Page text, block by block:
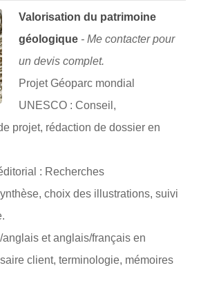
Valorisation du patrimoine
géologique - Me contacter pour
un devis complet.
Projet Géoparc mondial
UNESCO : Conseil,
projet, rédaction de dossier en
: Recherches
choix des illustrations, suivi
et anglais/français en
client, terminologie, mémoires